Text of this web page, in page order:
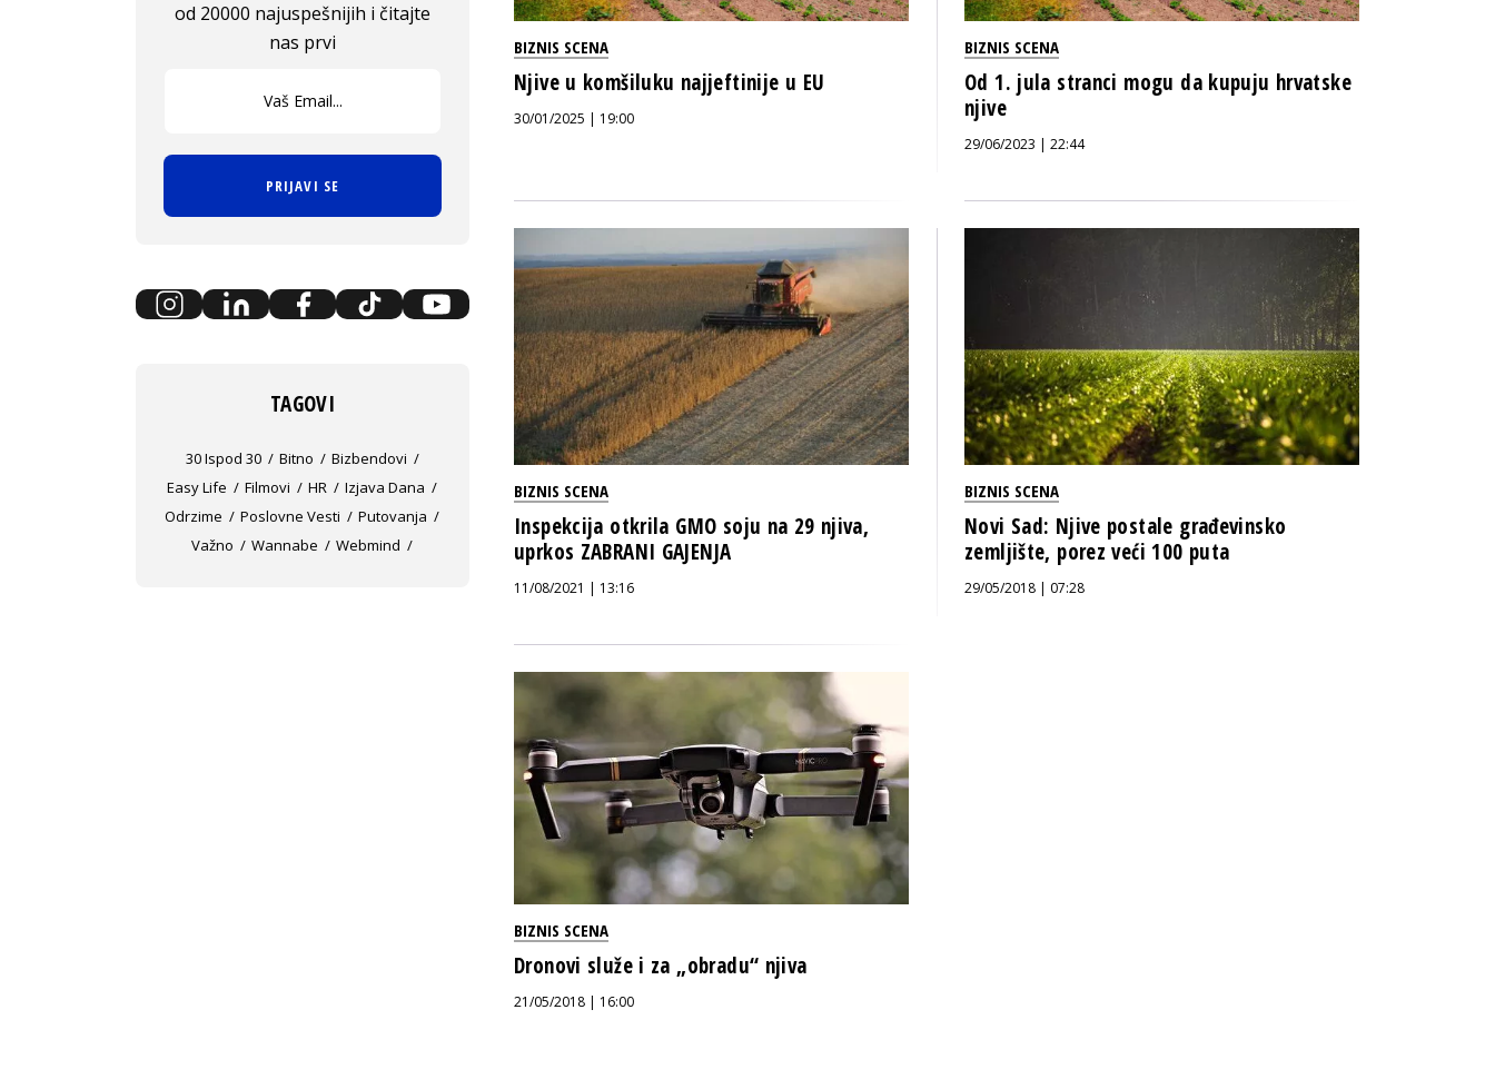
BIZNIS SCENA
Njive u komšiluku najjeftinije u EU
30/01/2025 | 19:00
BIZNIS SCENA
Od 1. jula stranci mogu da kupuju hrvatske
njive
29/06/2023 | 22:44
BIZNIS SCENA
Inspekcija otkrila GMO soju na 29 njiva,
uprkos ZABRANI GAJENJA
11/08/2021 | 13:16
BIZNIS SCENA
Novi Sad: Njive postale građevinsko
zemljište, porez veći 100 puta
29/05/2018 | 07:28
BIZNIS SCENA
Dronovi služe i za „obradu“ njiva
21/05/2018 | 16:00
od 20000 najuspešnijih i čitajte
nas prvi
PRIJAVI SE
TAGOVI
30 Ispod 30 Bitno
Bizbendovi
Easy Life
Filmovi HR
Izjava Dana
Odrzime
Poslovne Vesti
Putovanja
Važno
Wannabe Webmind